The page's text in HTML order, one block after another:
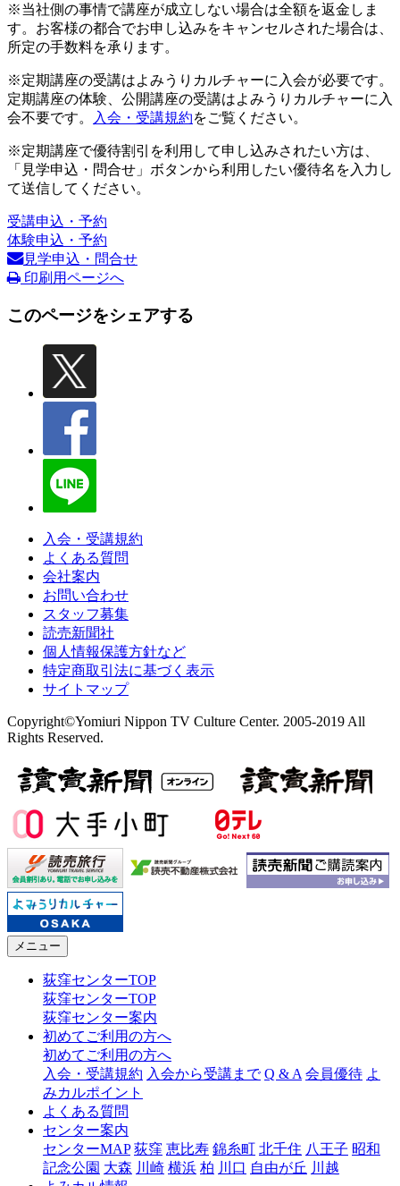
※当社側の事情で講座が成立しない場合は全額を返金しま
す。お客様の都合でお申し込みをキャンセルされた場合は、
所定の手数料を承ります。
※定期講座の受講はよみうりカルチャーに入会が必要です。
定期講座の体験、公開講座の受講はよみうりカルチャーに入
会不要です。
入会・受講規約をご覧ください。
※定期講座で優待割引を利用して申し込みされたい方は、
「見学申込・問合せ」ボタンから利用したい優待名を入力し
て送信してください。
受講申込・予約
体験申込・予約
見学申込・問合せ
印刷用ページへ
このページをシェアする
入会・受講規約
よくある質問
会社案内
お問い合わせ
スタッフ募集
読売新聞社
個人情報保護方針など
特定商取引法に基づく表示
サイトマップ
Copyright©Yomiuri Nippon TV Culture Center. 2005-2019 All
Rights Reserved.
メニュー
荻窪センターTOP
荻窪センターTOP
荻窪センター案内
初めてご利用の方へ
初めてご利用の方へ
入会・受講規約 入会から受講まで Q & A 会員優待 よ
みカルポイント
よくある質問
センター案内
センターMAP 荻窪 恵比寿 錦糸町 北千住 八王子 昭和
記念公園 大森 川崎 横浜 柏 川口 自由が丘 川越